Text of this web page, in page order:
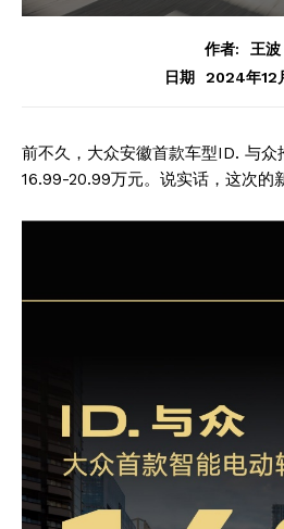
作者:
王波
日期
2024年12
前不久，大众安徽首款车型ID. 与
16.99-20.99万元。说实话，这次的